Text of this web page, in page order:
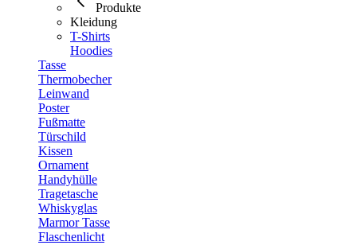
Produkte
Kleidung
T-Shirts
Hoodies
Tasse
Thermobecher
Leinwand
Poster
Fußmatte
Türschild
Kissen
Ornament
Handyhülle
Tragetasche
Whiskyglas
Marmor Tasse
Flaschenlicht